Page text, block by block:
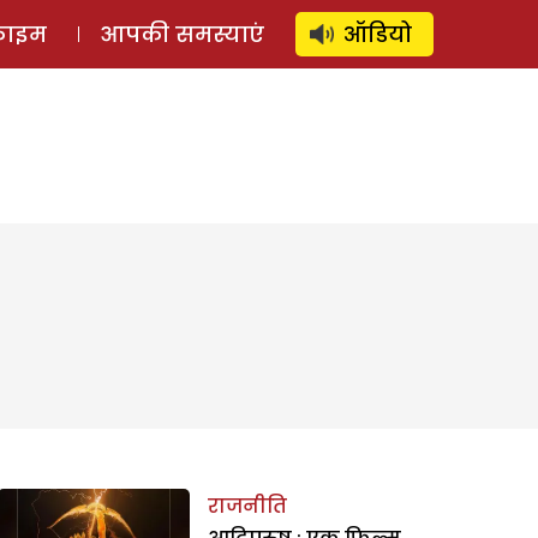
लॉग इन ⚲ SUBSCRIBE
आपकी समस्याएं ऑडियो
राजनीति